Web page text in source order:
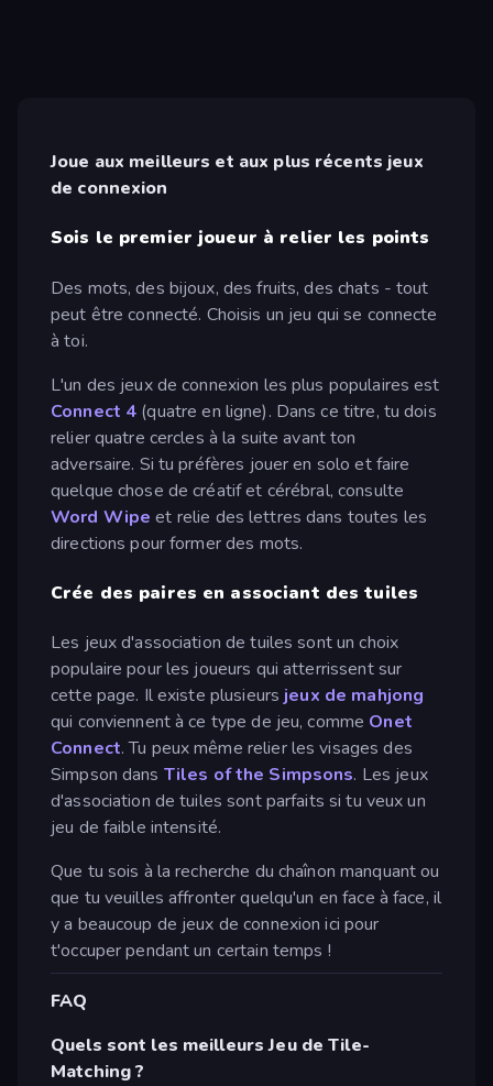
Joue aux meilleurs et aux plus récents jeux
de connexion
Sois le premier joueur à relier les points
Des mots, des bijoux, des fruits, des chats - tout
peut être connecté. Choisis un jeu qui se connecte
à toi.
L'un des jeux de connexion les plus populaires est
Connect 4 (quatre en ligne). Dans ce titre, tu dois
relier quatre cercles à la suite avant ton
adversaire. Si tu préfères jouer en solo et faire
quelque chose de créatif et cérébral, consulte
Word Wipeet relie des lettres dans toutes les
directions pour former des mots.
Crée des paires en associant des tuiles
Les jeux d'association de tuiles sont un choix
populaire pour les joueurs qui atterrissent sur
cette page. Il existe plusieurs jeux de mahjong
qui conviennent à ce type de jeu, comme Onet
Connect. Tu peux même relier les visages des
Simpson dans Tiles of the Simpsons. Les jeux
d'association de tuiles sont parfaits si tu veux un
jeu de faible intensité.
Que tu sois à la recherche du chaînon manquant ou
que tu veuilles affronter quelqu'un en face à face, il
y a beaucoup de jeux de connexion ici pour
t'occuper pendant un certain temps !
FAQ
Quels sont les meilleurs Jeu de Tile-
Matching ?